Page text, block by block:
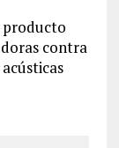
producto
contra